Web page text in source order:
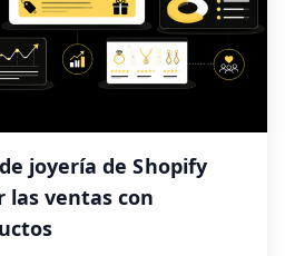
joyería de Shopify
ventas con